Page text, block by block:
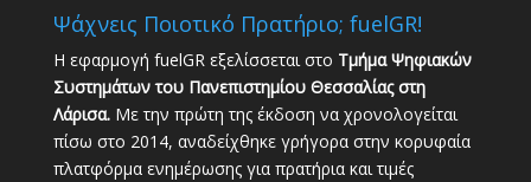
Ψάχνεις Ποιοτικό Πρατήριο; fuelGR!
Η εφαρμογή fuelGR εξελίσσεται στο Τμήμα Ψηφιακών
Συστημάτων του Πανεπιστημίου Θεσσαλίας στη
Λάρισα.Με την πρώτη της έκδοση να χρονολογείται
πίσω στο 2014, αναδείχθηκε γρήγορα στην κορυφαία
πλατφόρμα ενημέρωσης για πρατήρια και τιμές